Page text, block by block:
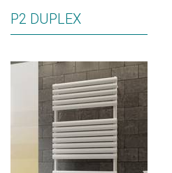
P2 DUPLEX